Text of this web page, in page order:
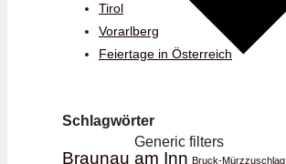
Generic filters
Tirol
Vorarlberg
Feiertage in Österreich
Schlagwörter
Braunau am Inn Bruck-Mürzzuschlag